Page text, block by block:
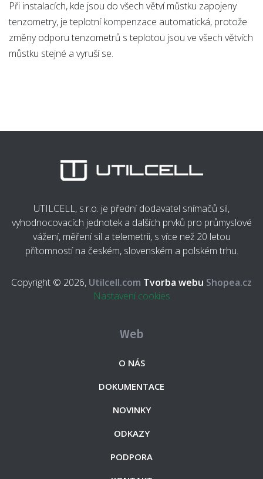
Při instalacích, kde jsou do všech větví můstku zapojeny
tenzometry, je teplotní kompenzace automatická, protože
změny odporu tenzometrů s teplotou jsou ve všech větvích
můstku stejné a vyruší se.
UTILCELL, s.r.o. je přední dodavatel snímačů sil,
vyhodnocovacích jednotek a dalších prvků pro průmyslové
vážení, měření sil a telemetrii, s více než 20 letou
přítomností na českém, slovenském a polském trhu.
Copyright © 2026, Utilcell.com Tvorba webu Shopea.cz
Nastavení cookies
Web
O NÁS
DOKUMENTACE
NOVINKY
ODKAZY
PODPORA